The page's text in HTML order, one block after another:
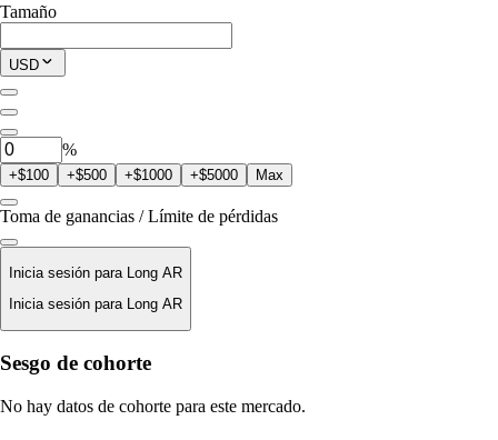
$0.00
Posición Actual
0AR
Tamaño
USD
%
+$100 +$500 +$1000 +$5000 Max
Toma de ganancias / Límite de pérdidas
Inicia sesión para Long AR
Inicia sesión para Long AR
Precio De Liquidación
N/D
Sesgo de cohorte
No hay datos de cohorte para este mercado.